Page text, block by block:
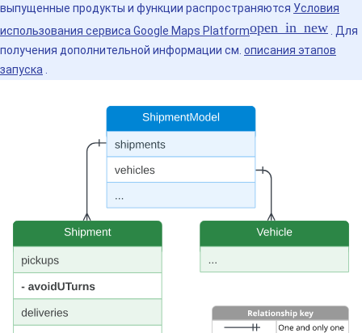
выпущенные продукты и функции распространяются Условия
использования сервиса Google Maps Platform
. Для
получения дополнительной информации см. описания этапов
запуска